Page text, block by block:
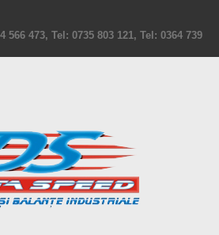
566 473, Tel: 0735 803 121, Tel: 0364 739